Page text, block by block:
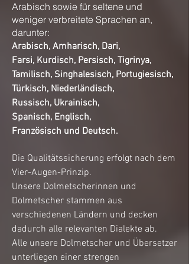
Arabisch sowie für seltene und
weniger verbreitete Sprachen an,
darunter:
Arabisch, Amharisch, Dari,
Farsi, Kurdisch, Persisch, Tigrinya,
Tamilisch, Singhalesisch, Portugiesisch,
Türkisch, Niederländisch,
Russisch, Ukrainisch,
Spanisch, Englisch,
Französisch und Deutsch.
Die Qualitätssicherung erfolgt nach dem
Vier-Augen-Prinzip.
Unsere Dolmetscherinnen und
Dolmetscher stammen aus
verschiedenen Ländern und decken
dadurch alle relevanten Dialekte ab.
Alle unsere Dolmetscher und Übersetzer
unterliegen einer strengen